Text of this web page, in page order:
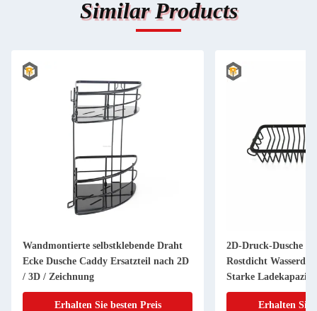
Similar Products
Wandmontierte selbstklebende Draht
Ecke Dusche Caddy Ersatzteil nach 2D
/ 3D / Zeichnung
Erhalten Sie besten Preis
2D-Druck-Dusche
Rostdicht
Starke
Erhalten Sie